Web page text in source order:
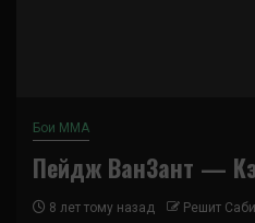
Бои ММА
Пейдж ВанЗант —
8 лет тому назад Решит